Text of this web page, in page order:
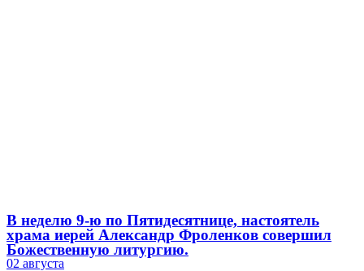
В неделю 9-ю по Пятидесятнице, настоятель
храма иерей Александр Фроленков совершил
Божественную литургию.
02 августа